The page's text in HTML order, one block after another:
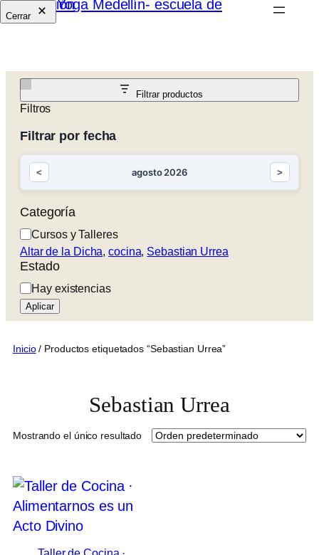
Filtrar productos
Cerrar
Filtros
Filtrar por fecha
< agosto 2026 >
Categoría
Categoría
Cursos y Talleres
Altar de la Dicha, cocina, Sebastian Urrea
Estado
Estado
Hay existencias
Aplicar
Inicio/ Productos etiquetados “Sebastian Urrea”
Sebastian Urrea
Mostrando el único resultado